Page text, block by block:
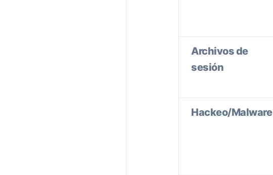
Archivos de
sesión
Hackeo/Malware